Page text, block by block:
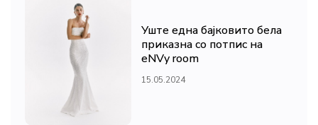
Уште една бајковито бела
приказна со потпис на
eNVy room
15.05.2024